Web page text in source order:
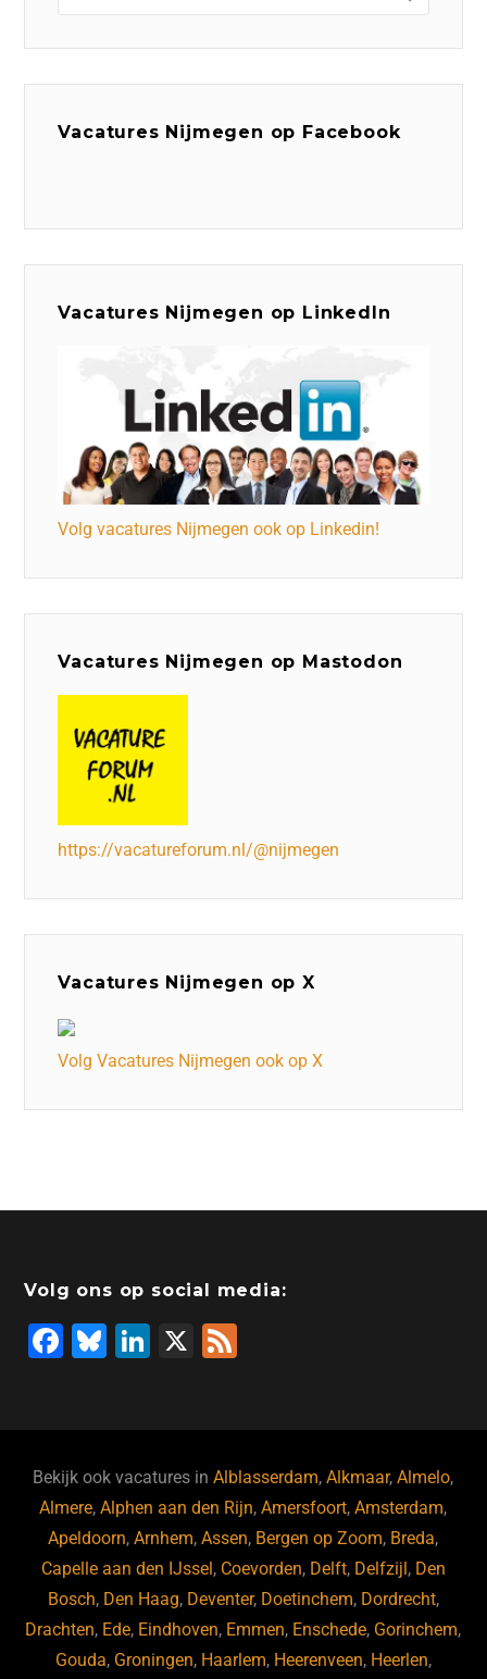
Vacatures Nijmegen op Facebook
Vacatures Nijmegen op LinkedIn
Volg vacatures Nijmegen ook op Linkedin!
Vacatures Nijmegen op Mastodon
https://vacatureforum.nl/@nijmegen
Vacatures Nijmegen op X
Volg Vacatures Nijmegen ook op X
Volg ons op social media:
F
b
o
o
k
Bl
ky
Li
dI
n
X
Bekijk ook vacatures inAlblasserdam,Alkmaar,Almelo,
Almere,Alphen aan den Rijn,Amersfoort,Amsterdam,
Apeldoorn,Arnhem,Assen, Bergen op Zoom, Breda,
Capelle aan den IJssel, Coevorden, Delft, Delfzijl, Den
Bosch, Den Haag, Deventer, Doetinchem, Dordrecht,
Drachten, Ede, Eindhoven, Emmen, Enschede, Gorinchem,
Gouda, Groningen, Haarlem, Heerenveen, Heerlen,